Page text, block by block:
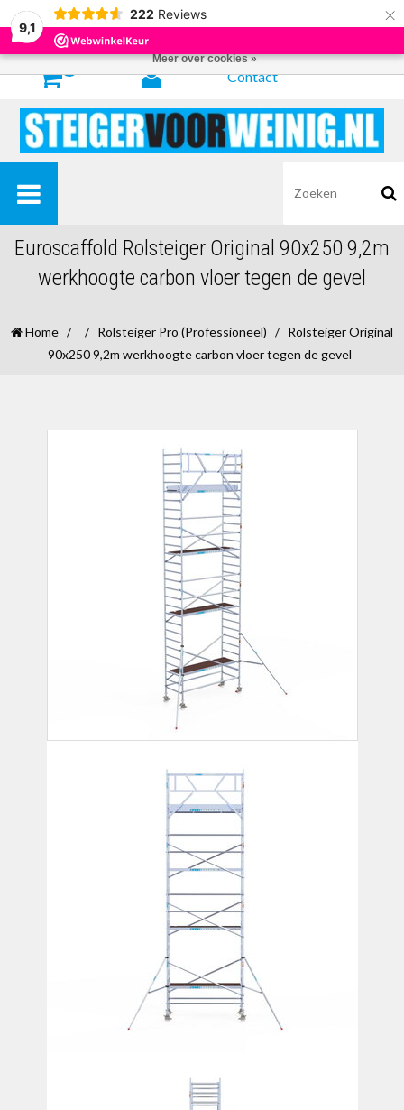
9,1
222 Reviews ×
Contact
Euroscaffold Rolsteiger Original 90x250 9,2m
werkhoogte carbon vloer tegen de gevel
Home / / Rolsteiger Pro (Professioneel) / Rolsteiger Original
90x250 9,2m werkhoogte carbon vloer tegen de gevel
Door het gebruiken van onze website, ga je akkoord met het gebruik van
cookies om onze website te verbeteren.
Meer over cookies »